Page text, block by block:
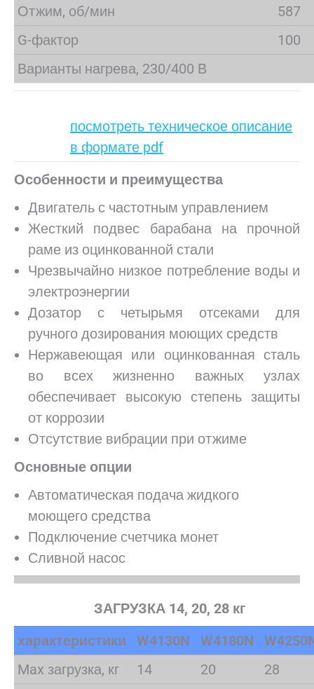
Отжим, об/мин
587
G-фактор
100
Варианты нагрева, 230/400 В
посмотреть техническое описание
в формате pdf
Особенности и преимущества
Двигатель с частотным управлением
Жесткий подвес барабана на прочной
раме из оцинкованной стали
Чрезвычайно низкое потребление воды и
электроэнергии
Дозатор с четырьмя отсеками для
ручного дозирования моющих средств
Нержавеющая или оцинкованная сталь
во всех жизненно важных узлах
обеспечивает высокую степень защиты
от коррозии
Отсутствие вибрации при отжиме
Основные опции
Автоматическая подача жидкого
моющего средства
Подключение счетчика монет
Сливной насос
ЗАГРУЗКА 14, 20, 28 кг
характеристики
W4130N W4180N
Max загрузка, кг
14 20
28